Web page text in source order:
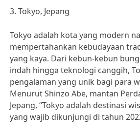
3. Tokyo, Jepang
Tokyo adalah kota yang modern
mempertahankan kebudayaan
yang kaya. Dari kebun-kebun
indah hingga teknologi canggih,
pengalaman yang unik bagi para
Menurut Shinzo Abe, mantan
Jepang, “Tokyo adalah destinasi
yang wajib dikunjungi di tahun